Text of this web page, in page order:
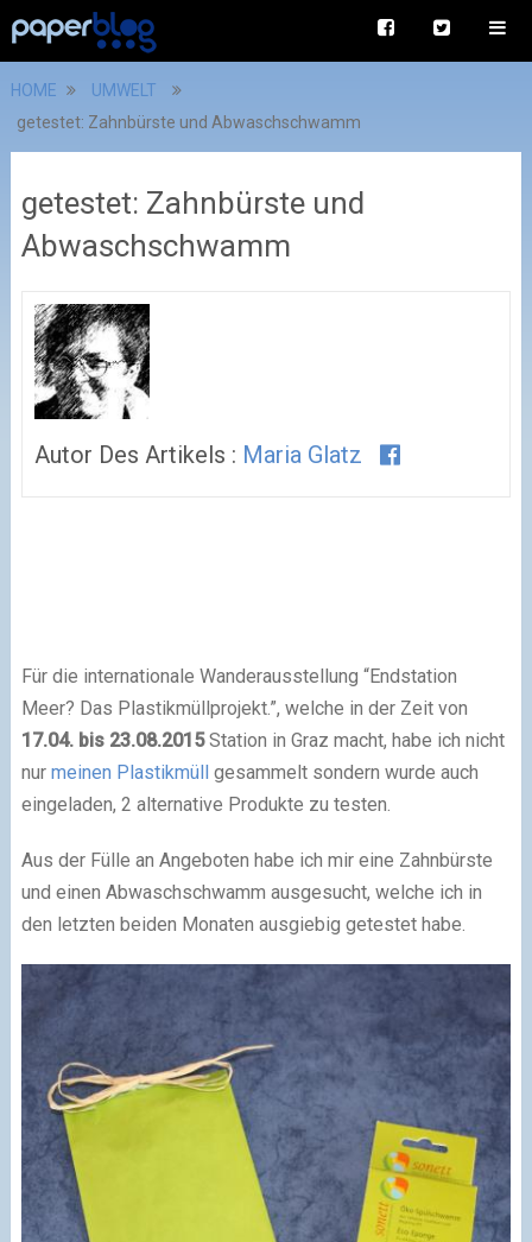
HOME
UMWELT
getestet: Zahnbürste und Abwaschschwamm
getestet: Zahnbürste und
Abwaschschwamm
Autor Des Artikels : Maria Glatz
Für die internationale Wanderausstellung “Endstation
Meer? Das Plastikmüllprojekt.”, welche in der Zeit von
17.04. bis 23.08.2015Station in Graz macht, habe ich nicht
nur meinen Plastikmüllgesammelt sondern wurde auch
eingeladen, 2 alternative Produkte zu testen.
Aus der Fülle an Angeboten habe ich mir eine Zahnbürste
und einen Abwaschschwamm ausgesucht, welche ich in
den letzten beiden Monaten ausgiebig getestet habe.